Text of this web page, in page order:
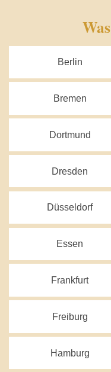
Berlin
Bremen
Dortmund
Dresden
Düsseldorf
Essen
Frankfurt
Freiburg
Hamburg